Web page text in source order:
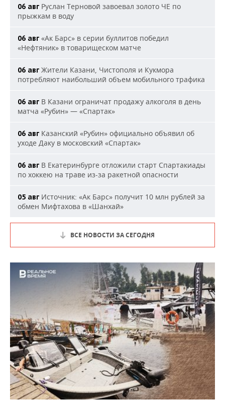
06 авг Руслан Терновой завоевал золото ЧЕ по
прыжкам в воду
06 авг «Ак Барс» в серии буллитов победил
«Нефтяник» в товарищеском матче
06 авг Жители Казани, Чистополя и Кукмора
потребляют наибольший объем мобильного трафика
06 авг В Казани ограничат продажу алкоголя в день
матча «Рубин» — «Спартак»
06 авг Казанский «Рубин» официально объявил об
уходе Даку в московский «Спартак»
06 авг В Екатеринбурге отложили старт Спартакиады
по хоккею на траве из-за ракетной опасности
05 авг Источник: «Ак Барс» получит 10 млн рублей за
обмен Мифтахова в «Шанхай»
ВСЕ НОВОСТИ ЗА СЕГОДНЯ